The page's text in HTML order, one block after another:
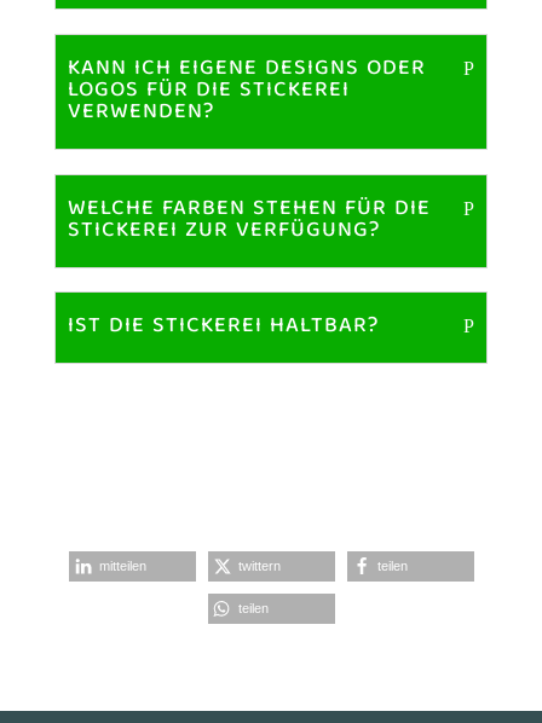
KANN ICH EIGENE DESIGNS ODER
LOGOS FÜR DIE STICKEREI
VERWENDEN?
WELCHE FARBEN STEHEN FÜR DIE
STICKEREI ZUR VERFÜGUNG?
IST DIE STICKEREI HALTBAR?
mitteilen twittern teilen
teilen